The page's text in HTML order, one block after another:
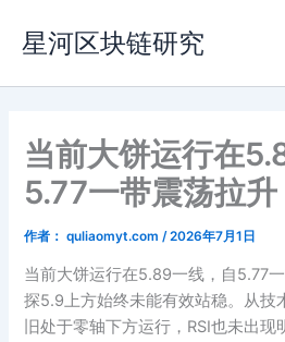
容
星河区块链研究
当前大饼运行在
5.77一带震荡拉升
作者： quliaomyt.com /2026年7月1日
当前大饼运行在5.89一线，自5.77
探5.9上方始终未能有效站稳。从技
旧处于零轴下方运行，RSI也未出